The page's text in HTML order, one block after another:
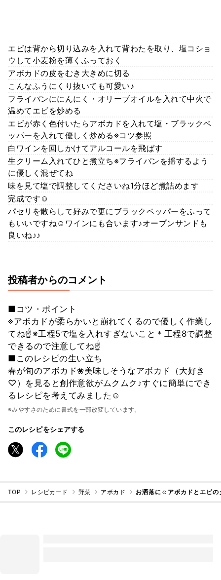
エビは背から切り込みを入れて背わたを取り、塩コショ
ウして小麦粉を薄くふっておく
アボカドの皮をむき大きめに切る
こんなふうにくり抜いても可愛い♪
フライパンににんにく・オリーブオイルを入れて中火で
温めてエビを炒める
エビが赤く色付いたらアボカドを入れて塩・ブラックペ
ッパーを入れて優しく炒める※コツ参照
白ワインを回しかけてアルコールを飛ばす
生クリーム入れてひと煮立ち※フライパンを揺するよう
に優しく混ぜてね
味を見て塩で調整してくださいね1分ほど煮詰めます
完成です☺
パセリを散らして好みで更にブラックペッパーをふって
もいいですね☺ワインにも合います♪オープンサンドも
良いね♪♪
投稿者からのコメント
■コツ・ポイント
※アボカドが柔らかいと崩れてくるので優しく作業し
てね☝※工程5で塩を入れすぎないこと＊工程8で調整
できるので注意してね☝
■このレシピの生い立ち
春が旬のアボカド❀美味しそうなアボカド（大好き
♡）を見ると創作意欲がムクムク♪すぐに簡単にでき
るレシピを考えてみました☺
※みやすさのために書式を一部改変しています。
このレシピをシェアする
TOP レシピカード 野菜 アボカド お洒落に☺アボカドとエビの